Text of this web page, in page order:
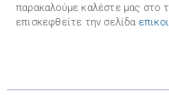
παρακαλούμε καλέστε μας στo
επισκεφθείτε την σελίδα